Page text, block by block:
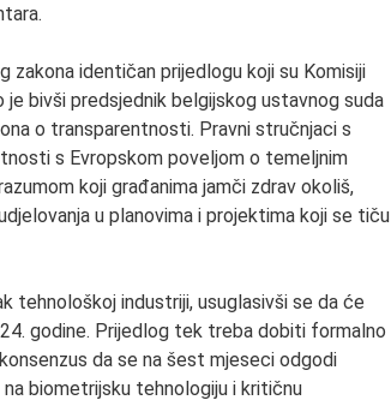
identičan prijedlogu koji su Komisiji
bivši predsjednik belgijskog ustavnog suda
o transparentnosti. Pravni stručnjaci s
s Evropskom poveljom o temeljnim
koji građanima jamči zdrav okoliš,
u planovima i projektima koji se tiču
tehnološkoj industriji, usuglasivši se da će
godine. Prijedlog tek treba dobiti formalno
da se na šest mjeseci odgodi
biometrijsku tehnologiju i kritičnu